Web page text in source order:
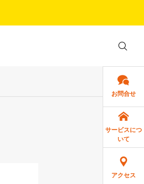
お問合せ
サービスにつ
いて
アクセス